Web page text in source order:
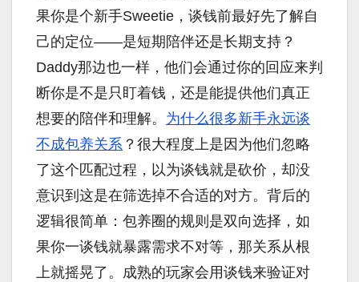
果你是个新手Sweetie，谈钱前最好先了解自
己的定位——是短期陪伴还是长期支持？
Daddy那边也一样，他们会通过你的回应来判
断你是不是只盯着钱，还是能提供他们真正
想要的陪伴和理解。 为什么很多新手永远谈
不成包养关系 ？很大程度上是因为他们忽略
了这个匹配过程，以为谈钱就是砍价，却没
意识到这是在筛选掉不合适的对方。背后的
逻辑很简单：包养圈的规则是双向选择，如
果你一谈钱就暴露需求不对等，那关系从根
上就摇晃了。成熟的玩家会用谈钱来验证对